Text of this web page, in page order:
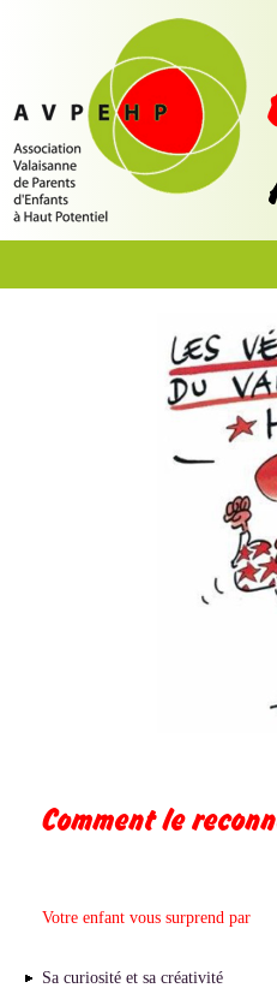
Comment le
Votre enfant vous surprend par
Sa curiosité et sa créativité